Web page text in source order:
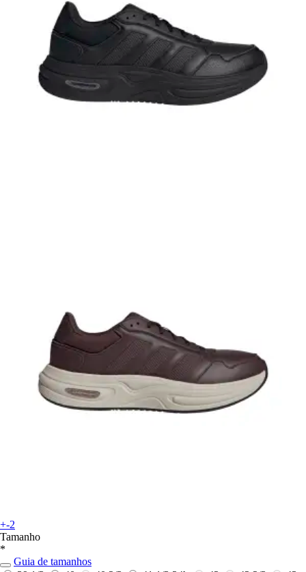
+-2
Tamanho
*
Guia de tamanhos